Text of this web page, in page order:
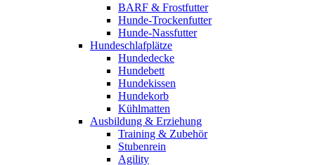
BARF & Frostfutter
Hunde-Trockenfutter
Hunde-Nassfutter
Hundeschlafplätze
Hundedecke
Hundebett
Hundekissen
Hundekorb
Kühlmatten
Ausbildung & Erziehung
Training & Zubehör
Stubenrein
Agility